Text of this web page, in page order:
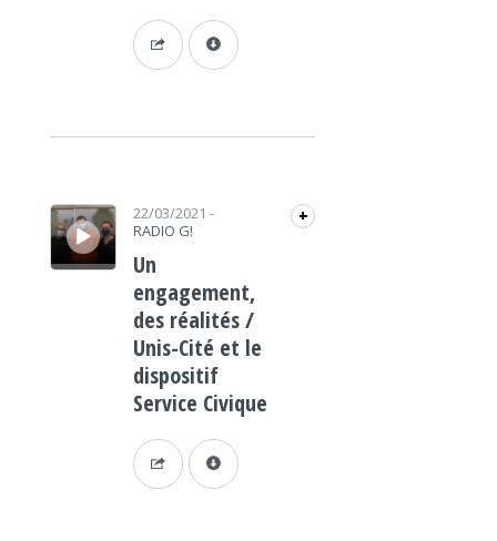
Lecteur audio 22/03/2021 -
RADIO G!
+
Un
engagement,
des réalités /
Unis-Cité et le
dispositif
Service Civique